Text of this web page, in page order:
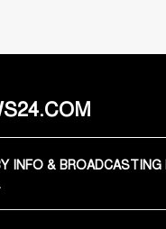
INFO &